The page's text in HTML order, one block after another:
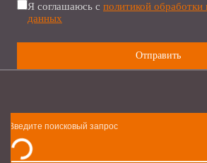
Я соглашаюсь с политикой обработки
данных